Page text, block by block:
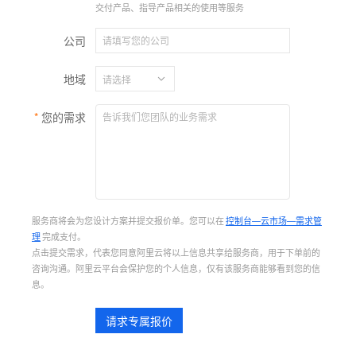
交付产品、指导产品相关的使用等服务
公司
地域
您的需求
服务商将会为您设计方案并提交报价单。您可以在控制台—云市场—需求管
理完成支付。
点击提交需求，代表您同意阿里云将以上信息共享给服务商，用于下单前的
咨询沟通。阿里云平台会保护您的个人信息，仅有该服务商能够看到您的信
息。
请求专属报价